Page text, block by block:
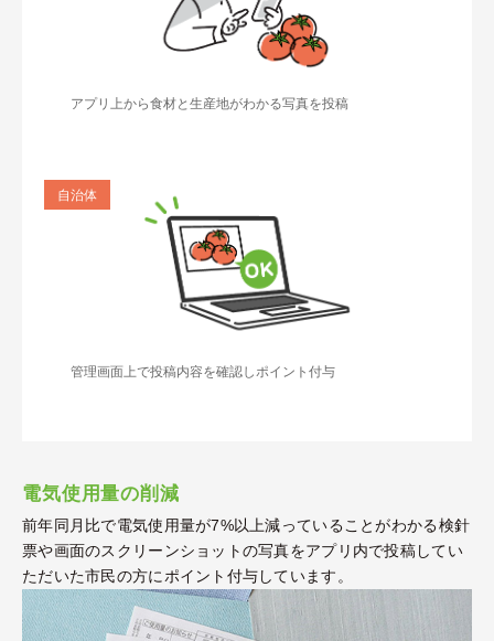
アプリ上から食材と生産地がわかる写真を投稿
自治体
管理画⾯上で投稿内容を確認しポイント付与
電気使用量の削減
前年同月比で電気使用量が7%以上減っていることがわかる検針
票や画面のスクリーンショットの写真をアプリ内で投稿してい
ただいた市民の方にポイント付与しています。